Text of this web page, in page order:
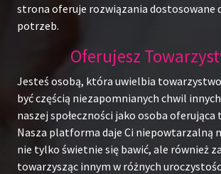
strona oferuje rozwiązania dostosowane
potrzeb.
Oferujesz
Jesteś osobą, która uwielbia
być częścią niezapomnianych chwil innych
naszej społeczności jako osoba
Nasza platforma daje Ci niepowtarzalną
nie tylko świetnie się bawić, ale również
towarzysząc innym w różnych